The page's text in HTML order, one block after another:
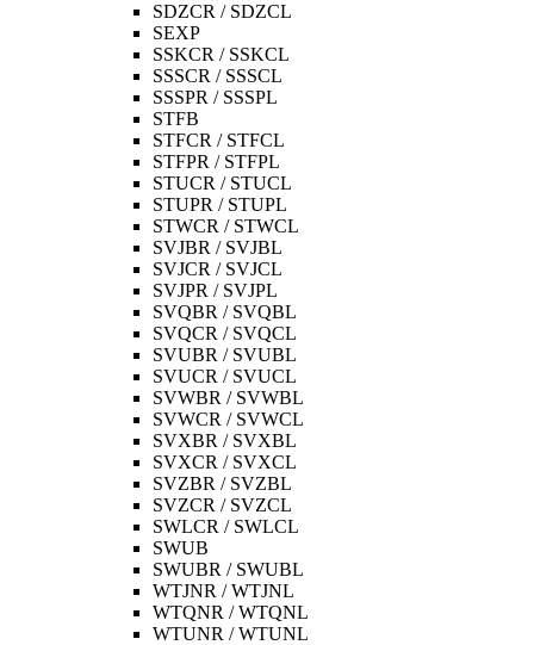
SDZCR / SDZCL
SEXP
SSKCR / SSKCL
SSSCR / SSSCL
SSSPR / SSSPL
STFB
STFCR / STFCL
STFPR / STFPL
STUCR / STUCL
STUPR / STUPL
STWCR / STWCL
SVJBR / SVJBL
SVJCR / SVJCL
SVJPR / SVJPL
SVQBR / SVQBL
SVQCR / SVQCL
SVUBR / SVUBL
SVUCR / SVUCL
SVWBR / SVWBL
SVWCR / SVWCL
SVXBR / SVXBL
SVXCR / SVXCL
SVZBR / SVZBL
SVZCR / SVZCL
SWLCR / SWLCL
SWUB
SWUBR / SWUBL
WTJNR / WTJNL
WTQNR / WTQNL
WTUNR / WTUNL